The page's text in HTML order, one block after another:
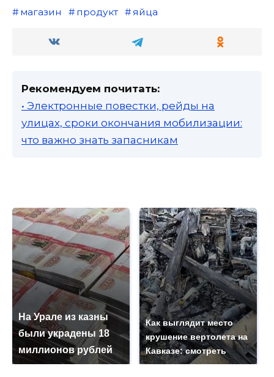
магазин продукт яйца
Рекомендуем почитать:
• Электронные повестки, рейды на
улицах, сроки окончания мобилизации:
что важно знать запасникам
На Урале из казны
были украдены 18
миллионов рублей
Как выглядит место
крушение вертолета на
Кавказе: смотреть